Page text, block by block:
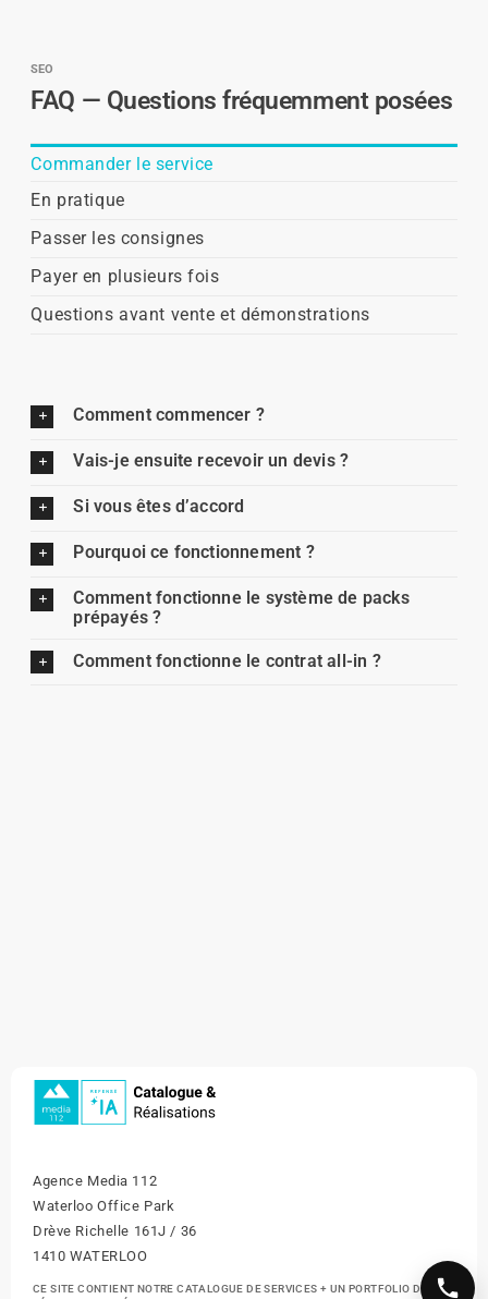
SEO
FAQ — Questions fréquemment posées
Commander le service
En pratique
Passer les consignes
Payer en plusieurs fois
Questions avant vente et démonstrations
Comment commencer ?
Vais-je ensuite recevoir un devis ?
Si vous êtes d’accord
Pourquoi ce fonctionnement ?
Comment fonctionne le système de packs
prépayés ?
Comment fonctionne le contrat all-in ?
Agence Media 112
Waterloo Office Park
Drève Richelle 161J / 36
1410 WATERLOO
CE SITE CONTIENT NOTRE CATALOGUE DE SERVICES + UN PORTFOLIO DE NOS